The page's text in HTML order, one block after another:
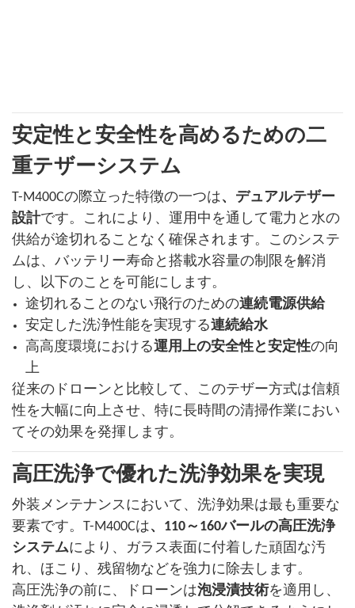
安定性と安全性を高めるための二
重テザーシステム
T-M400Cの際立った特徴の一つは、デュアルテザー
設計です。これにより、運用中を通して電力と水の
供給が途切れることなく確保されます。このシステ
ムは、バッテリー寿命と搭載水容量の制限を解消
し、以下のことを可能にします。
途切れることのない飛行のための連続電源供給
安定した洗浄性能を実現する連続給水
高高度環境における運用上の安全性と安定性の向
上
従来のドローンと比較して、このテザー方式は信頼
性を大幅に向上させ、特に長時間の清掃作業におい
てその効果を発揮します。
高圧洗浄で優れた洗浄効果を実現
外装メンテナンスにおいて、洗浄効果は最も重要な
要素です。T-M400Cは、110～160バールの高圧洗浄
システムにより、ガラス表面に付着した頑固な汚
れ、ほこり、残留物などを強力に除去します。
高圧洗浄の前に、ドローンは泡浸漬技術を適用し、